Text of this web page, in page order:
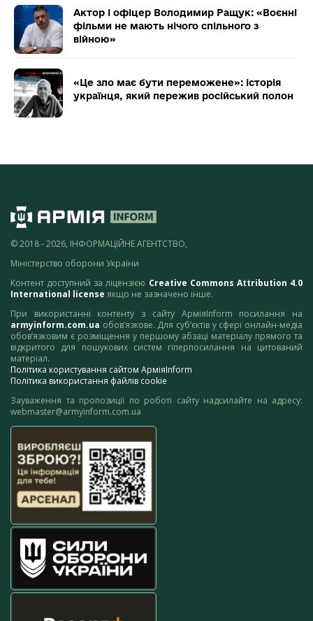
Актор і офіцер Володимир Ращук: «Воєнні
фільми не мають нічого спільного з
війною»
«Це зло має бути переможене»: історія
українця, який пережив російський полон
© 2018 - 2026, ІНФОРМАЦІЙНЕ АГЕНТСТВО,
Міністерство оборони України
Контент доступний за ліцензією Creative Commons Attribution 4.0
International license якщо не зазначено інше.
При використанні контенту з сайту АрміяInform посилання на
armyinform.com.ua обов’язкове. Для суб’єктів у сфері онлайн-медіа
обов’язковим є розміщення у першому абзаці матеріалу прямого та
відкритого для пошукових систем гіперпосилання на цитований
матеріал.
Політика користування сайтом АрміяInform
Політика використання файлів cookie
Зауваження та пропозиції по роботі сайту надсилайте на адресу:
webmaster@armyinform.com.ua